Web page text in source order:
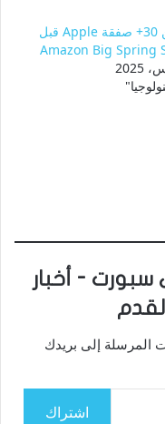
أكثر من 30+ صفقة Apple قبل
- أخبار
المرسلة إلى بريدك
اشتراك